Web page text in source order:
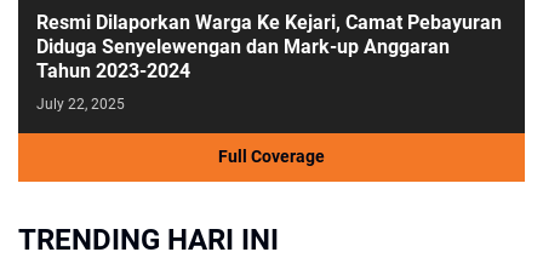
Resmi Dilaporkan Warga Ke Kejari, Camat Pebayuran
Diduga Senyelewengan dan Mark-up Anggaran
Tahun 2023-2024
July 22, 2025
Full Coverage
TRENDING HARI INI